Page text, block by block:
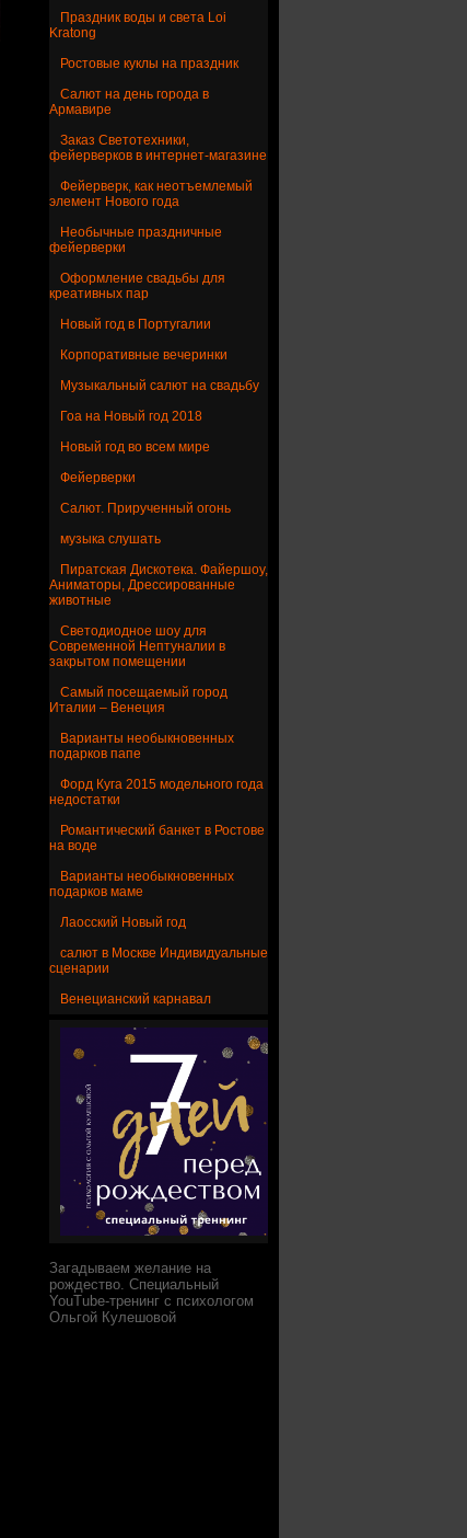
Праздник воды и света Loi
Kratong
Ростовые куклы на праздник
Салют на день города в
Армавире
Заказ Светотехники,
фейерверков в интернет-магазине
Фейерверк, как неотъемлемый
элемент Нового года
Необычные праздничные
фейерверки
Оформление свадьбы для
креативных пар
Новый год в Португалии
Корпоративные вечеринки
Музыкальный салют на свадьбу
Гоа на Новый год 2018
Новый год во всем мире
Фейерверки
Салют. Прирученный огонь
музыка слушать
Пиратская Дискотека. Файершоу,
Аниматоры, Дрессированные
животные
Светодиодное шоу для
Современной Нептуналии в
закрытом помещении
Самый посещаемый город
Италии – Венеция
Варианты необыкновенных
подарков папе
Форд Куга 2015 модельного года
недостатки
Романтический банкет в Ростове
на воде
Варианты необыкновенных
подарков маме
Лаосский Новый год
салют в Москве Индивидуальные
сценарии
Венецианский карнавал
Загадываем желание на
рождество. Специальный
YouTube-тренинг с психологом
Ольгой Кулешовой